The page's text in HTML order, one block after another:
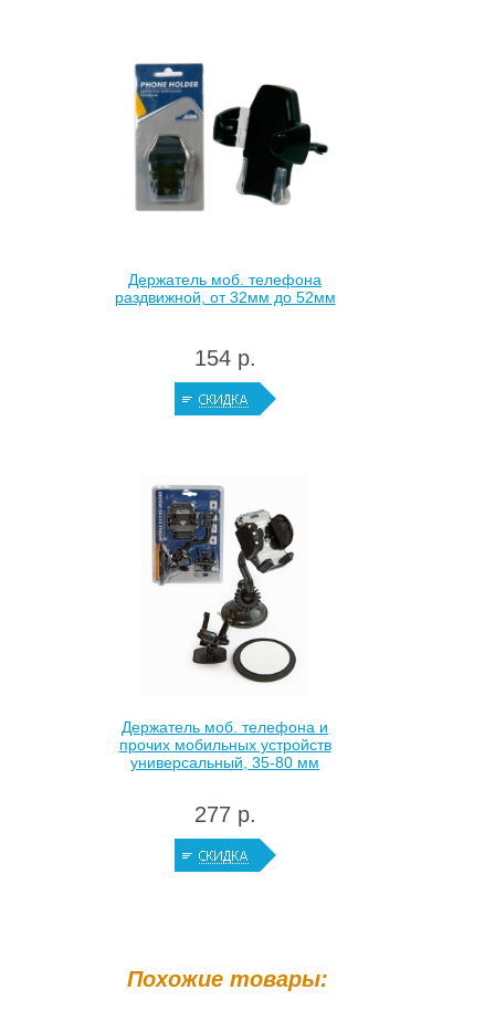
Похожие товары:
Держатель моб. телефона
раздвижной, от 32мм до 52мм
154 р.
Держатель моб. телефона и
прочих мобильных устройств
универсальный, 35-80 мм
277 р.